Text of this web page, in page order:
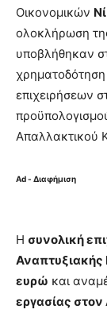
Οικονομικών
ολοκλήρωση
υποβλήθηκαν
επιχειρήσεων
Απαλλακτικού
Ad - Διαφήμιση
Η συνολική
ευρώ και
εργασίας